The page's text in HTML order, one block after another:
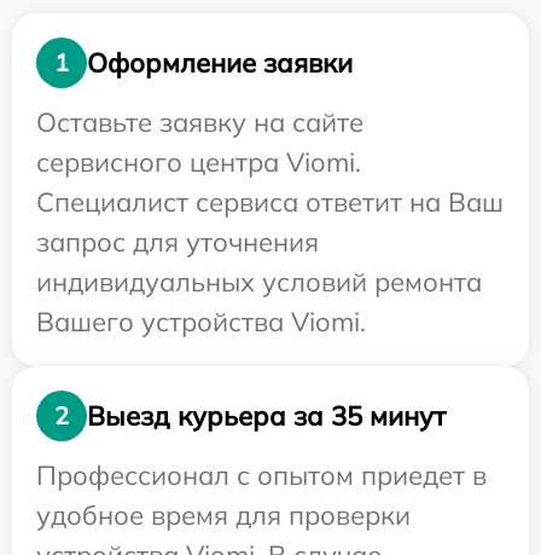
1
Оформление заявки
Оставьте заявку на сайте
сервисного центра Viomi.
Специалист сервиса ответит на Ваш
запрос для уточнения
индивидуальных условий ремонта
Вашего устройства Viomi.
2
Выезд курьера за 35 минут
Профессионал с опытом приедет в
удобное время для проверки